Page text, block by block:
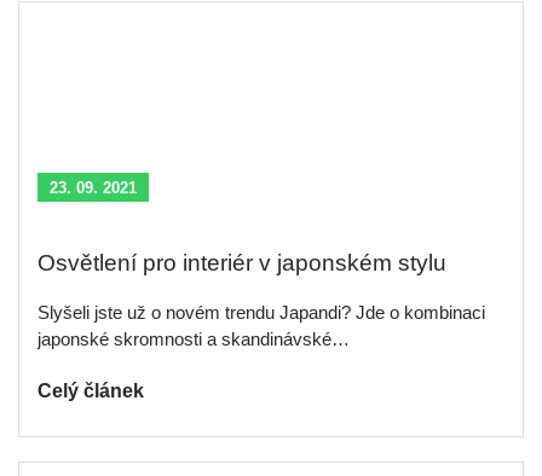
23. 09. 2021
Osvětlení pro interiér v japonském stylu
Slyšeli jste už o novém trendu Japandi? Jde o kombinaci
japonské skromnosti a skandinávské…
Celý článek